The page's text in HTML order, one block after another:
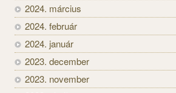
2024. március
2024. február
2024. január
2023. december
2023. november